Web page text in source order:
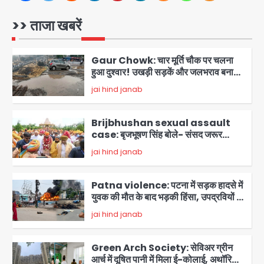
>> ताजा खबरें
1
2
Gaur Chowk: चार मूर्ति चौक पर चलना
हुआ दुश्वार! उखड़ी सड़कें और जलभराव बना
आफत, अंडरपास पर भी खतरा
jai hind janab
3
Brijbhushan sexual assault
case: बृजभूषण सिंह बोले- संसद जरूर
लौटूंगा, हुई चरित्र हत्या की कोशिश, प्रियंका
गांधी को बरगलाया गया, यौन शोषण नहीं ‘गुड-
बैड टच’ का था मामला
jai hind janab
4
Patna violence: पटना में सड़क हादसे में
युवक की मौत के बाद भड़की हिंसा, उपद्रवियों ने
फूंकीं 10 गाड़ियां, ट्रैफिक पोस्ट और स्लीपर
बस भी जलाई, NH-30 जाम
jai hind janab
Green Arch Society: सेविअर ग्रीन
आर्च में दूषित पानी में मिला ई-कोलाई, अथॉरिटी